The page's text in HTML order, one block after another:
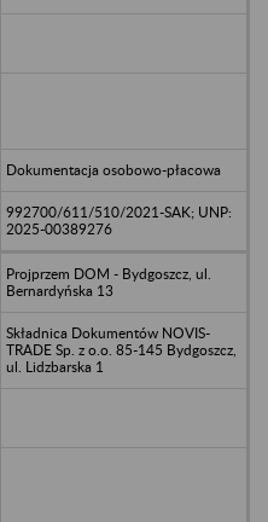
Dokumentacja osobowo-płacowa
992700/611/510/2021-SAK; UNP:
2025-00389276
Projprzem DOM - Bydgoszcz, ul.
Bernardyńska 13
Składnica Dokumentów NOVIS-
TRADE Sp. z o.o. 85-145 Bydgoszcz,
ul. Lidzbarska 1